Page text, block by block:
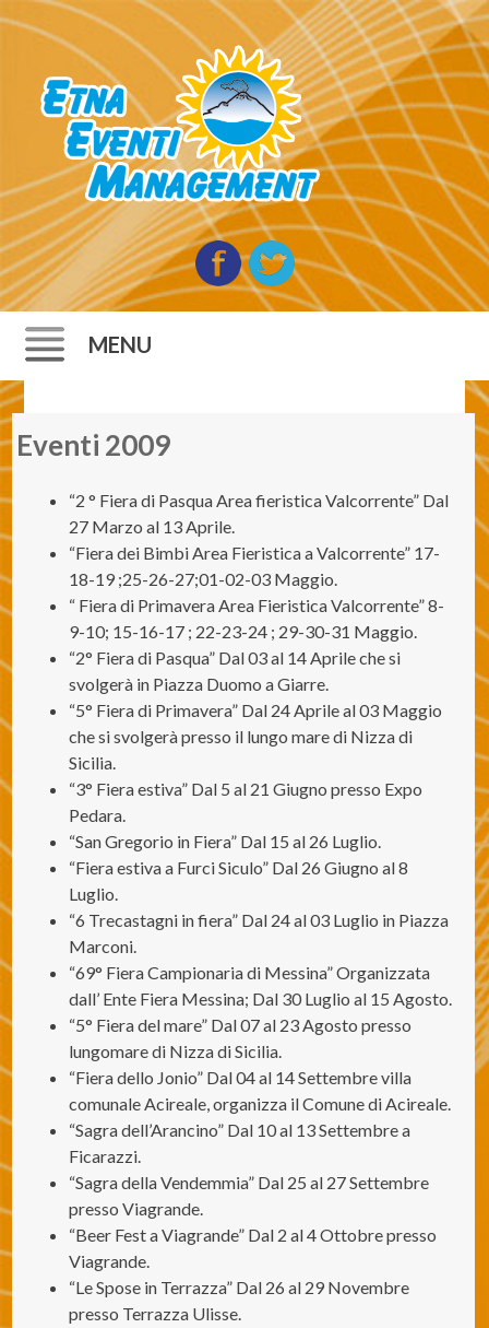
MENU
Eventi 2009
“2 ° Fiera di Pasqua Area fieristica Valcorrente” Dal
27 Marzo al 13 Aprile.
“Fiera dei Bimbi Area Fieristica a Valcorrente” 17-
18-19 ;25-26-27;01-02-03 Maggio.
“ Fiera di Primavera Area Fieristica Valcorrente” 8-
9-10; 15-16-17 ; 22-23-24 ; 29-30-31 Maggio.
“2° Fiera di Pasqua” Dal 03 al 14 Aprile che si
svolgerà in Piazza Duomo a Giarre.
“5° Fiera di Primavera” Dal 24 Aprile al 03 Maggio
che si svolgerà presso il lungo mare di Nizza di
Sicilia.
“3° Fiera estiva” Dal 5 al 21 Giugno presso Expo
Pedara.
“San Gregorio in Fiera” Dal 15 al 26 Luglio.
“Fiera estiva a Furci Siculo” Dal 26 Giugno al 8
Luglio.
“6 Trecastagni in fiera” Dal 24 al 03 Luglio in Piazza
Marconi.
“69° Fiera Campionaria di Messina” Organizzata
dall’ Ente Fiera Messina; Dal 30 Luglio al 15 Agosto.
“5° Fiera del mare” Dal 07 al 23 Agosto presso
lungomare di Nizza di Sicilia.
“Fiera dello Jonio” Dal 04 al 14 Settembre villa
comunale Acireale, organizza il Comune di Acireale.
“Sagra dell’Arancino” Dal 10 al 13 Settembre a
Ficarazzi.
“Sagra della Vendemmia” Dal 25 al 27 Settembre
presso Viagrande.
“Beer Fest a Viagrande” Dal 2 al 4 Ottobre presso
Viagrande.
“Le Spose in Terrazza” Dal 26 al 29 Novembre
presso Terrazza Ulisse.